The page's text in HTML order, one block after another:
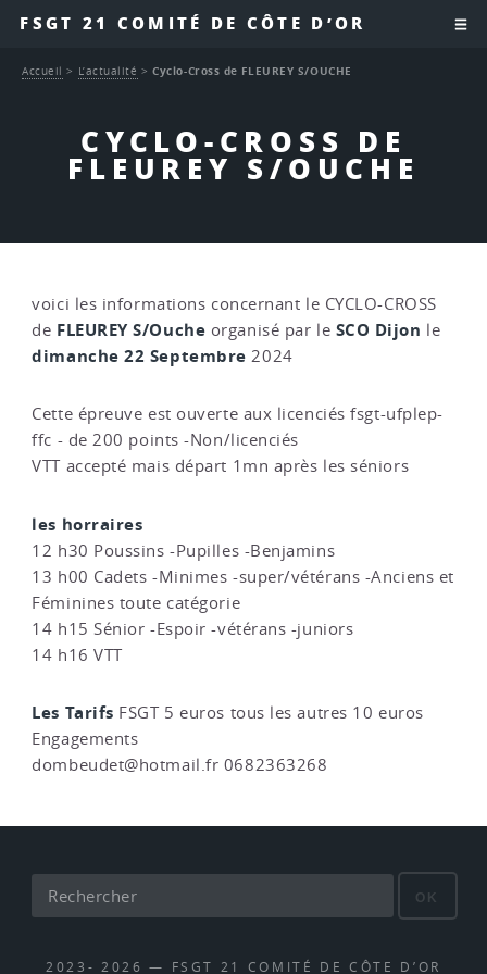
FSGT 21 COMITÉ DE CÔTE D’OR
CYCLO-CROSS DE
FLEUREY S/OUCHE
Accueil > L’actualité >Cyclo-Cross de FLEUREY S/OUCHE
voici les informations concernant le CYCLO-CROSS
de FLEUREY S/Ouche organisé par le SCO Dijon le
dimanche 22 Septembre 2024
Cette épreuve est ouverte aux licenciés fsgt-ufplep-
ffc - de 200 points -Non/licenciés
VTT accepté mais départ 1mn après les séniors
les horraires
12 h30 Poussins -Pupilles -Benjamins
13 h00 Cadets -Minimes -super/vétérans -Anciens et
Féminines toute catégorie
14 h15 Sénior -Espoir -vétérans -juniors
14 h16 VTT
Les Tarifs FSGT 5 euros tous les autres 10 euros
Engagements
dombeudet@hotmail.fr 0682363268
OK
2023- 2026 — FSGT 21 COMITÉ DE CÔTE D’OR